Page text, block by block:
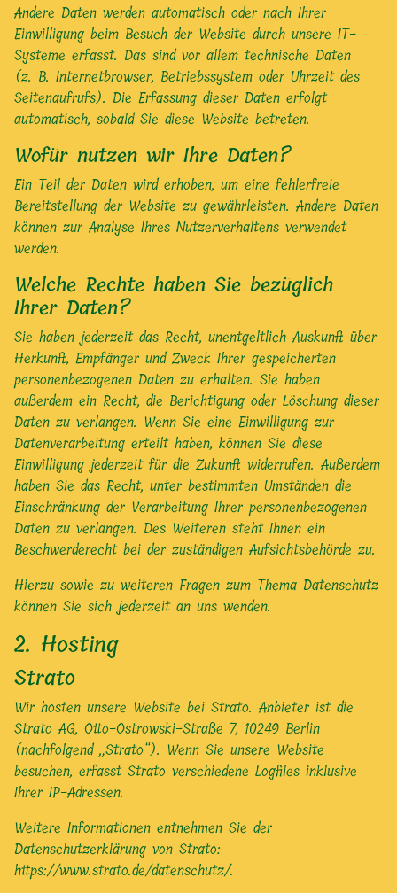
Andere Daten werden automatisch oder nach Ihrer
Einwilligung beim Besuch der Website durch unsere IT-
Systeme erfasst. Das sind vor allem technische Daten
(z. B. Internetbrowser, Betriebssystem oder Uhrzeit des
Seitenaufrufs). Die Erfassung dieser Daten erfolgt
automatisch, sobald Sie diese Website betreten.
Wofür nutzen wir Ihre Daten?
Ein Teil der Daten wird erhoben, um eine fehlerfreie
Bereitstellung der Website zu gewährleisten. Andere Daten
können zur Analyse Ihres Nutzerverhaltens verwendet
werden.
Welche Rechte haben Sie bezüglich
Ihrer Daten?
Sie haben jederzeit das Recht, unentgeltlich Auskunft über
Herkunft, Empfänger und Zweck Ihrer gespeicherten
personenbezogenen Daten zu erhalten. Sie haben
außerdem ein Recht, die Berichtigung oder Löschung dieser
Daten zu verlangen. Wenn Sie eine Einwilligung zur
Datenverarbeitung erteilt haben, können Sie diese
Einwilligung jederzeit für die Zukunft widerrufen. Außerdem
haben Sie das Recht, unter bestimmten Umständen die
Einschränkung der Verarbeitung Ihrer personenbezogenen
Daten zu verlangen. Des Weiteren steht Ihnen ein
Beschwerderecht bei der zuständigen Aufsichtsbehörde zu.
Hierzu sowie zu weiteren Fragen zum Thema Datenschutz
können Sie sich jederzeit an uns wenden.
2. Hosting
Strato
Wir hosten unsere Website bei Strato. Anbieter ist die
Strato AG, Otto-Ostrowski-Straße 7, 10249 Berlin
(nachfolgend „Strato“). Wenn Sie unsere Website
besuchen, erfasst Strato verschiedene Logfiles inklusive
Ihrer IP-Adressen.
Weitere Informationen entnehmen Sie der
Datenschutzerklärung von Strato:
https://www.strato.de/datenschutz/.